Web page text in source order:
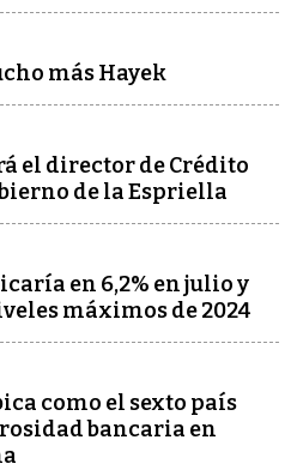
más Hayek
el director de Crédito
de la Espriella
en 6,2% en julio y
máximos de 2024
como el sexto país
bancaria en